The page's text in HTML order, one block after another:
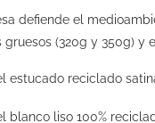
defiende el
gruesos (320g y 350g) y
estucado reciclado
blanco liso 100%